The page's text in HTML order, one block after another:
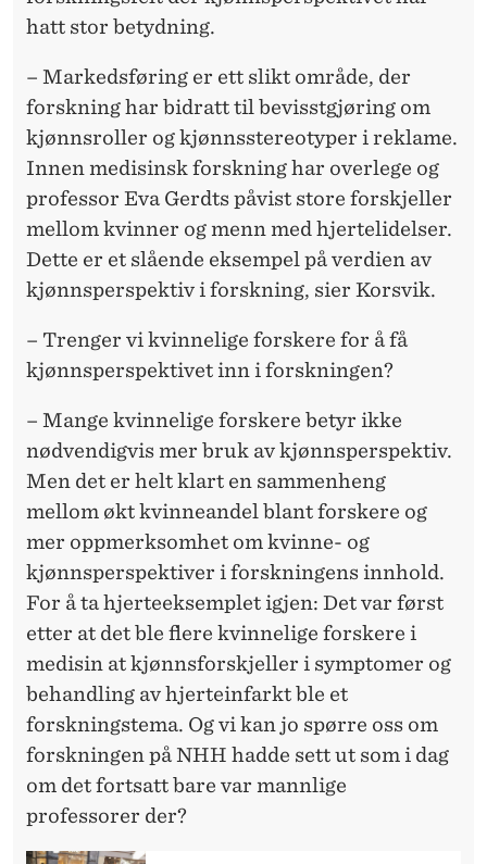
hatt stor betydning.
– Markedsføring er ett slikt område, der
forskning har bidratt til bevisstgjøring om
kjønnsroller og kjønnsstereotyper i reklame.
Innen medisinsk forskning har overlege og
professor Eva Gerdts påvist store forskjeller
mellom kvinner og menn med hjertelidelser.
Dette er et slående eksempel på verdien av
kjønnsperspektiv i forskning, sier Korsvik.
– Trenger vi kvinnelige forskere for å få
kjønnsperspektivet inn i forskningen?
– Mange kvinnelige forskere betyr ikke
nødvendigvis mer bruk av kjønnsperspektiv.
Men det er helt klart en sammenheng
mellom økt kvinneandel blant forskere og
mer oppmerksomhet om kvinne- og
kjønnsperspektiver i forskningens innhold.
For å ta hjerteeksemplet igjen: Det var først
etter at det ble flere kvinnelige forskere i
medisin at kjønnsforskjeller i symptomer og
behandling av hjerteinfarkt ble et
forskningstema. Og vi kan jo spørre oss om
forskningen på NHH hadde sett ut som i dag
om det fortsatt bare var mannlige
professorer der?